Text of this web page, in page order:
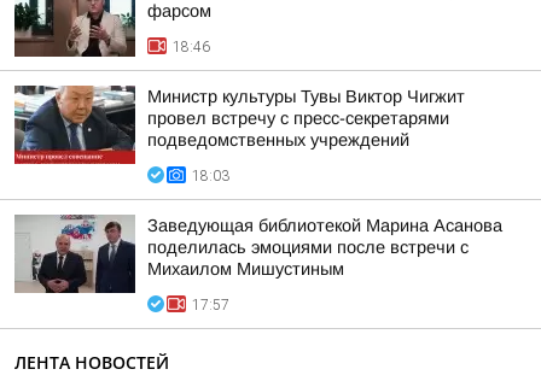
фарсом
18:46
Министр культуры Тувы Виктор Чигжит
провел встречу с пресс-секретарями
подведомственных учреждений
18:03
Заведующая библиотекой Марина Асанова
поделилась эмоциями после встречи с
Михаилом Мишустиным
17:57
ЛЕНТА НОВОСТЕЙ